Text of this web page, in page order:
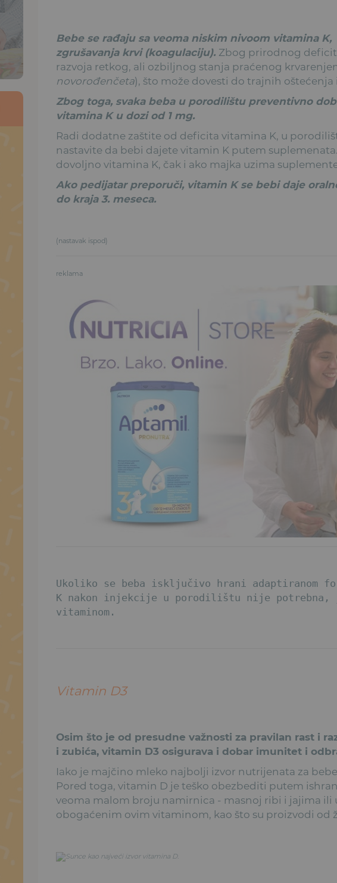
Bebe se rađaju sa veoma niskim nivoom vitamina
zgrušavanja krvi (koagulaciju). Zbog prirodnog
razvoja retkog, ali ozbiljnog stanja praćenog
novorođenčeta), što može dovesti do trajnih
Zbog toga, svaka beba u porodilištu preventivno
vitamina K u dozi od 1 mg.
Radi dodatne zaštite od deficita vitamina K, u
nastavite da bebi dajete vitamin K putem
dovoljno vitamina K, čak i ako majka uzima
Ako pedijatar preporuči, vitamin K se bebi daje
do kraja 3. meseca.
(nastavak ispod)
reklama
Ukoliko se beba isključivo hrani adaptiranom
K nakon injekcije u porodilištu nije potrebna,
vitaminom.
Vitamin D3
Osim što je od presudne važnosti za pravilan rast i
i zubića, vitamin D3 osigurava i dobar imunitet i
Iako je majčino mleko najbolji izvor nutrijenata za
Pored toga, vitamin D je teško obezbediti putem
veoma malom broju namirnica - masnoj ribi i jajima
obogaćenim ovim vitaminom, kao što su proizvodi od